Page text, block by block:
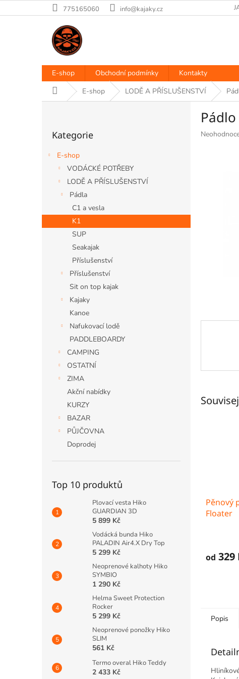
na
775165060 info@kajaky.cz
E-shop Obchodní podmínky
Kontakty
Domů E-shop LODĚ A PŘÍSLUŠENSTVÍ
a
n
kategorie
Kategorie
E-shop
VODÁCKÉ POTŘEBY
LODĚ A PŘÍSLUŠENSTVÍ
Pádla
C1 a vesla
K1
SUP
Seakajak
Příslušenství
Příslušenství
Sit on top kajak
Kajaky
Kanoe
Nafukovací lodě
PADDLEBOARDY
CAMPING
OSTATNÍ
ZIMA
Akční nabídky
KURZY
BAZAR
PŮJČOVNA
Doprodej
Top 10 produktů
Plovací vesta Hiko
GUARDIAN 3D
5 899 Kč
Vodácká bunda Hiko
PALADIN Air4.X Dry Top
5 299 Kč
Neoprenové kalhoty Hiko
SYMBIO
1 290 Kč
Helma Sweet Protection
Rocker
5 299 Kč
Neoprenové ponožky Hiko
SLIM
561 Kč
Termo overal Hiko Teddy
2 433 Kč
Průměrné
Pěnový
Floater
od 329
Popis